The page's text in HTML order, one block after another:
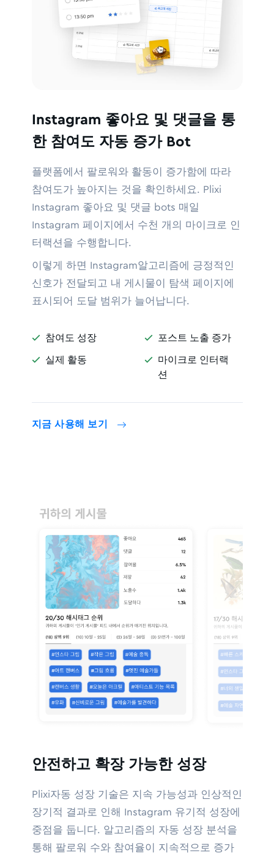
Instagram 좋아요 및 댓글을 통
한 참여도 자동 증가 Bot
플랫폼에서 팔로워와 활동이 증가함에 따라
참여도가 높아지는 것을 확인하세요. Plixi
Instagram 좋아요 및 댓글 bots 매일
Instagram 페이지에서 수천 개의 마이크로 인
터랙션을 수행합니다.
이렇게 하면 Instagram알고리즘에 긍정적인
신호가 전달되고 내 게시물이 탐색 페이지에
표시되어 도달 범위가 늘어납니다.
 참여도 성장
 실제 활동
 포스트 노출 증가

마이크로 인터랙
션
지금 사용해 보기
안전하고 확장 가능한 성장
Plixi자동 성장 기술은 지속 가능성과 인상적인
장기적 결과로 인해 Instagram 유기적 성장에
중점을 둡니다. 알고리즘의 자동 성장 분석을
통해 팔로워 수와 참여율이 지속적으로 증가